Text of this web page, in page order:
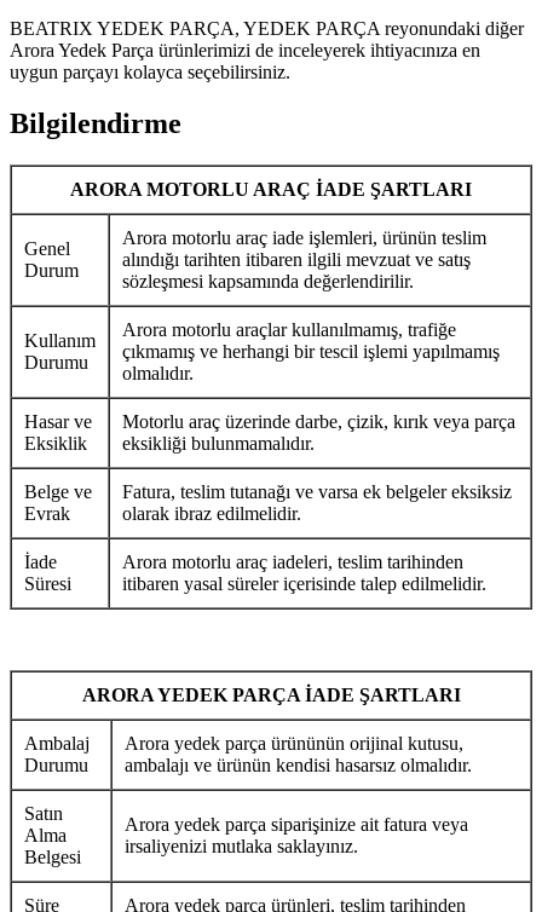
BEATRIX YEDEK PARÇA, YEDEK PARÇA reyonundaki diğer
Arora Yedek Parça ürünlerimizi de inceleyerek ihtiyacınıza en
uygun parçayı kolayca seçebilirsiniz.
Bilgilendirme
ARORA MOTORLU ARAÇ İADE ŞARTLARI
Genel
Durum
Arora motorlu araç iade işlemleri, ürünün teslim
alındığı tarihten itibaren ilgili mevzuat ve satış
sözleşmesi kapsamında değerlendirilir.
Kullanım
Durumu
Arora motorlu araçlar kullanılmamış, trafiğe
çıkmamış ve herhangi bir tescil işlemi yapılmamış
olmalıdır.
Hasar ve
Eksiklik
Motorlu araç üzerinde darbe, çizik, kırık veya parça
eksikliği bulunmamalıdır.
Belge ve
Evrak
Fatura, teslim tutanağı ve varsa ek belgeler eksiksiz
olarak ibraz edilmelidir.
İade
Süresi
Arora motorlu araç iadeleri, teslim tarihinden
itibaren yasal süreler içerisinde talep edilmelidir.
ARORA YEDEK PARÇA İADE ŞARTLARI
Ambalaj
Durumu
Arora yedek parça ürününün orijinal kutusu,
ambalajı ve ürünün kendisi hasarsız olmalıdır.
Satın
Alma
Belgesi
Arora yedek parça siparişinize ait fatura veya
irsaliyenizi mutlaka saklayınız.
Süre Arora yedek parça ürünleri, teslim tarihinden